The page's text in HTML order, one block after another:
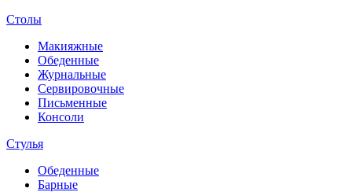
Столы
Макияжные
Обеденные
Журнальные
Сервировочные
Письменные
Консоли
Стулья
Обеденные
Барные